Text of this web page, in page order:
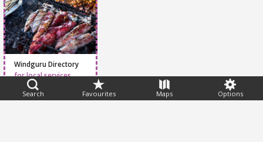
Search Favourites Maps Options
Windguru Directory
for local services
Feedback